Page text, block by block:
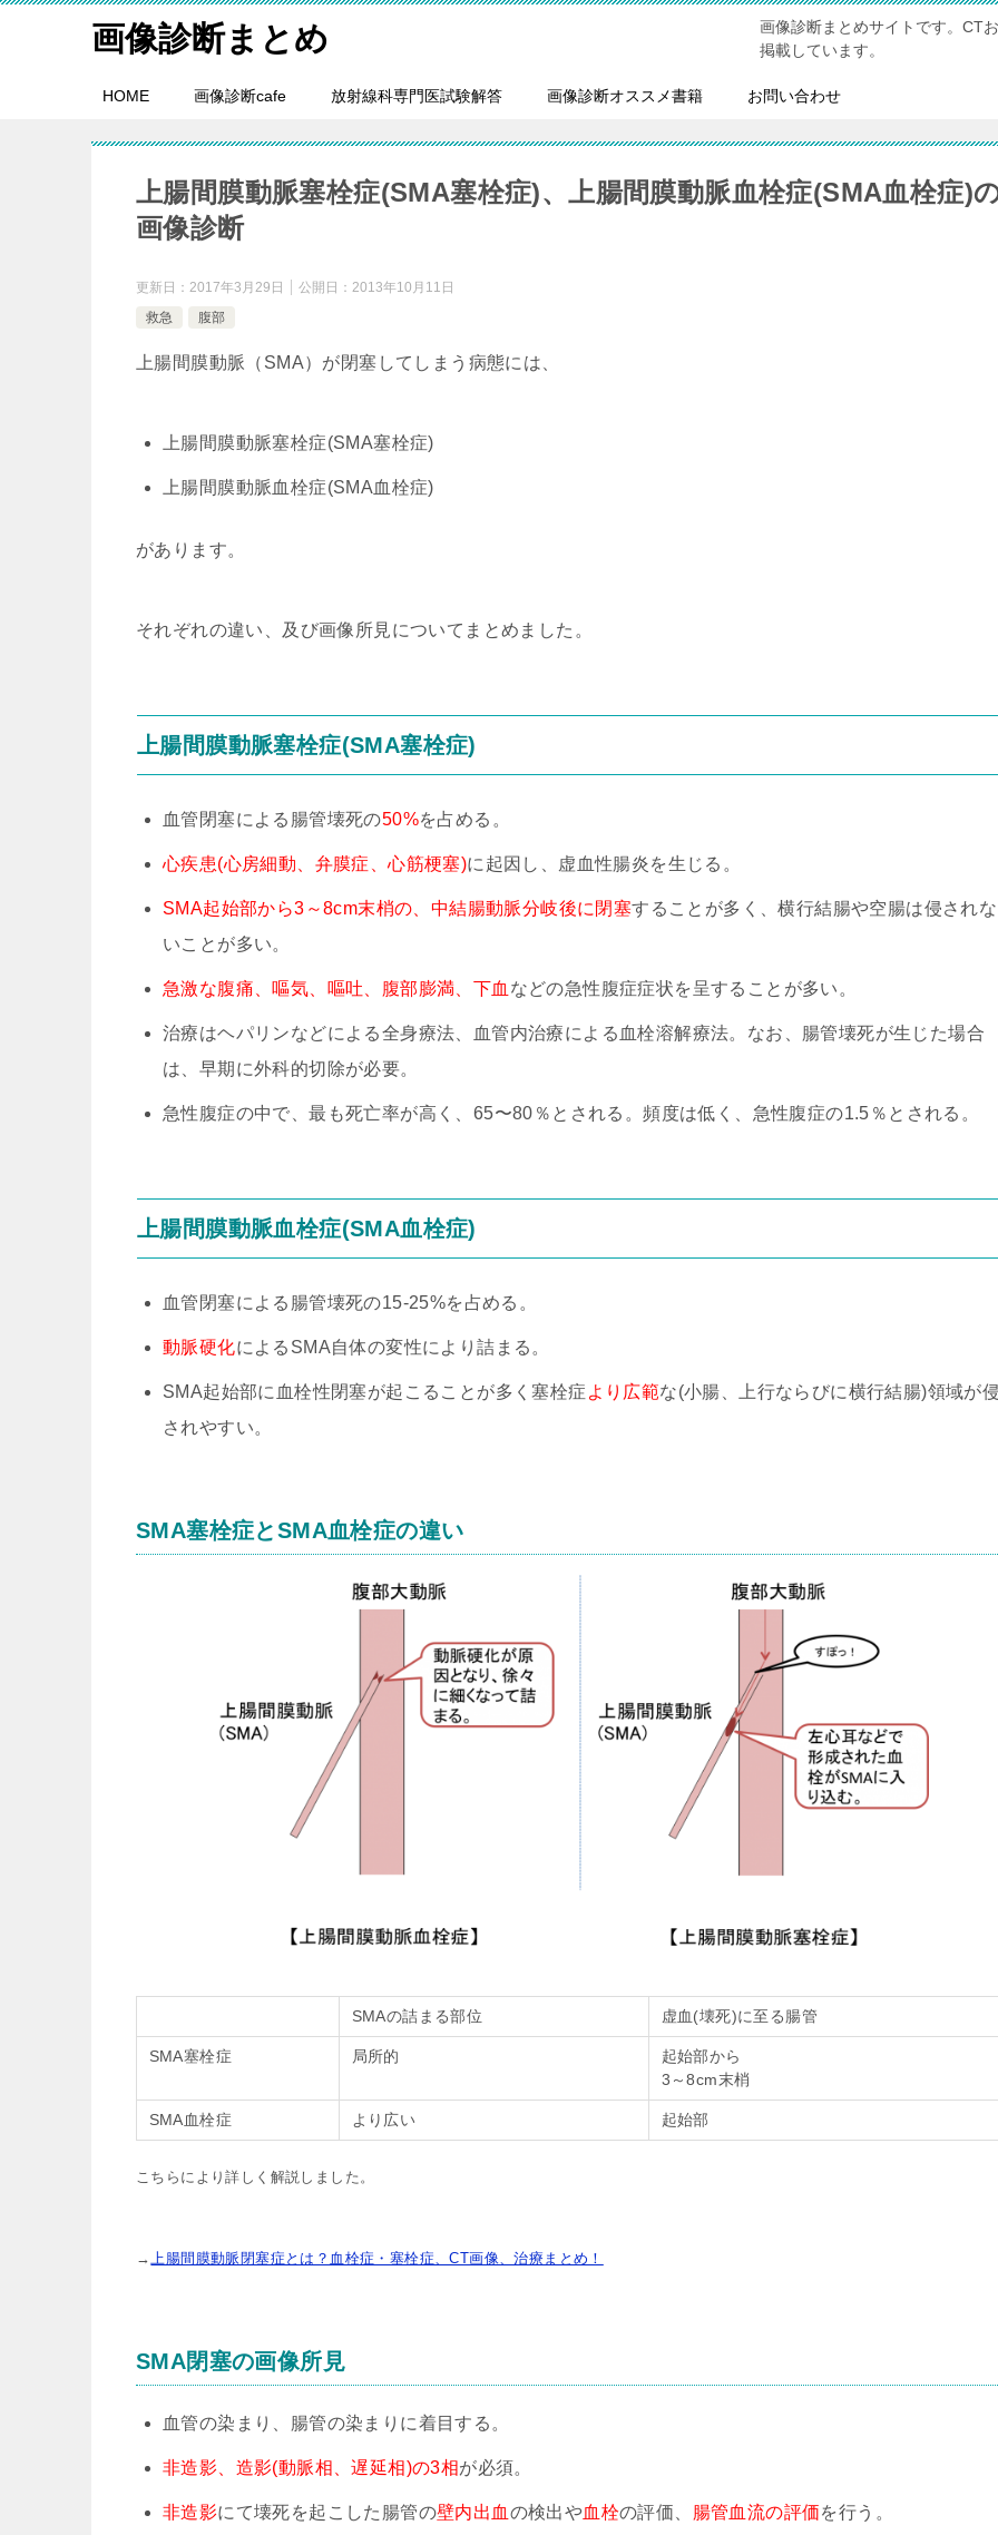
画像診断まとめ
画像診断まとめサイトです。CT
掲載しています。
HOME 画像診断cafe 放射線科専門医試験解答 画像診断オススメ書籍 お問い合わせ
上腸間膜動脈塞栓症(SMA塞栓症)、上腸間膜動脈血栓症(SMA血栓症)
画像診断
更新日： 2017年3月29日 公開日： 2013年10月11日
救急
腹部
上腸間膜動脈（SMA）が閉塞してしまう病態には、
上腸間膜動脈塞栓症(SMA塞栓症)
上腸間膜動脈血栓症(SMA血栓症)
があります。
それぞれの違い、及び画像所見についてまとめました。
上腸間膜動脈塞栓症(SMA塞栓症)
血管閉塞による腸管壊死の50%を占める。
心疾患(心房細動、弁膜症、心筋梗塞)に起因し、虚血性腸炎を生じる。
SMA起始部から3～8cm末梢の、中結腸動脈分岐後に閉塞することが多く、横行結腸や空腸は侵されな
いことが多い。
急激な腹痛、嘔気、嘔吐、腹部膨満、下血 などの急性腹症症状を呈することが多い。
治療はヘパリンなどによる全身療法、血管内治療による血栓溶解療法。なお、腸管壊死が生じた場合
は、早期に外科的切除が必要。
急性腹症の中で、最も死亡率が高く、65〜80％とされる。頻度は低く、急性腹症の1.5％とされる。
上腸間膜動脈血栓症(SMA血栓症)
血管閉塞による腸管壊死の15-25%を占める。
動脈硬化によるSMA自体の変性により詰まる。
SMA起始部に血栓性閉塞が起こることが多く塞栓症 より広範な(小腸、上行ならびに横行結腸)領域が
されやすい。
SMA塞栓症とSMA血栓症の違い
SMAの詰まる部位 虚血(壊死)に至る腸管
SMA塞栓症 局所的
起始部から
3～8cm末梢
SMA血栓症 より広い 起始部
こちらにより詳しく解説しました。
→ 上腸間膜動脈閉塞症とは？血栓症・塞栓症、CT画像、治療まとめ！
SMA閉塞の画像所見
血管の染まり、腸管の染まりに着目する。
非造影、造影(動脈相、遅延相)の3相が必須。
非造影にて壊死を起こした腸管の壁内出血 の検出や血栓の評価、 腸管血流の評価を行う。